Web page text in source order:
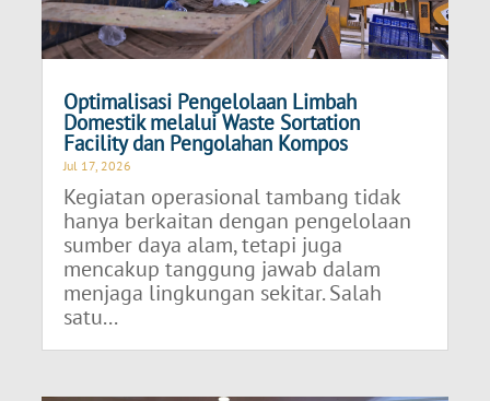
Optimalisasi Pengelolaan Limbah
Domestik melalui Waste Sortation
Facility dan Pengolahan Kompos
Jul 17, 2026
Kegiatan operasional tambang tidak
hanya berkaitan dengan pengelolaan
sumber daya alam, tetapi juga
mencakup tanggung jawab dalam
menjaga lingkungan sekitar. Salah
satu...